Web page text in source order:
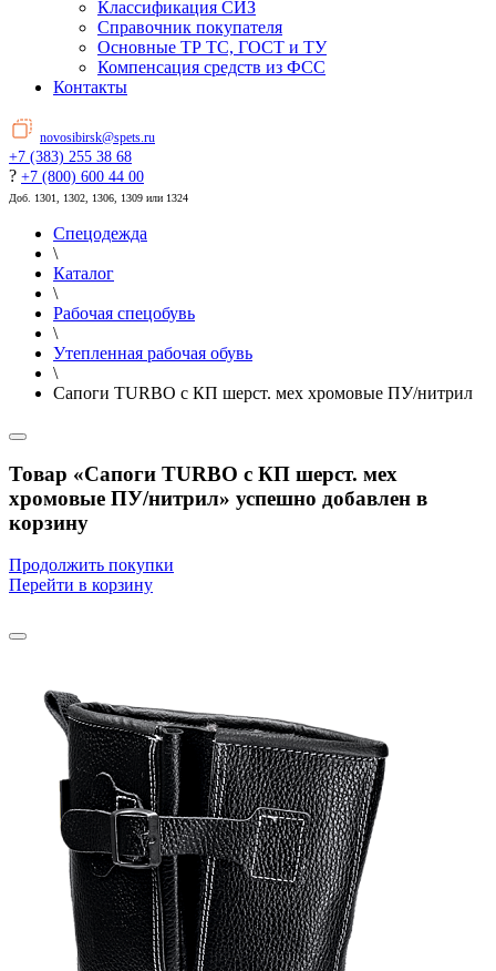
Классификация СИЗ
Справочник покупателя
Основные ТР ТС, ГОСТ и ТУ
Компенсация средств из ФСС
Контакты
novosibirsk@spets.ru
+7 (383) 255 38 68
? +7 (800) 600 44 00
Доб. 1301, 1302, 1306, 1309 или 1324
Спецодежда
\
Каталог
\
Рабочая спецобувь
\
Утепленная рабочая обувь
\
Сапоги TURBO с КП шерст. мех хромовые ПУ/нитрил
Товар «Сапоги TURBO с КП шерст. мех
хромовые ПУ/нитрил» успешно добавлен в
корзину
Продолжить покупки
Перейти в корзину